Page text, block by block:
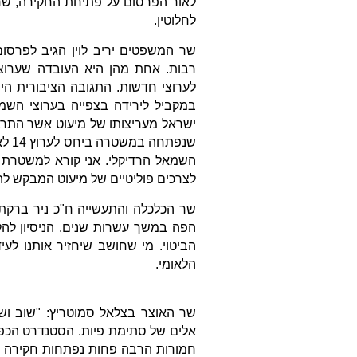
לחלוטין.
שר המשפטים יריב לוין הגיב
רבות. אחת מהן היא העובדה
במקביל לירידה בצפייה בערוצי
ישראל מעריצותו של מיעוט אשר
השמאל הרדיקלי. אני קורא
לצרכים פוליטיים של מיעוט
הפה במשך עשרות שנים. הניסיון
הביטוי. מי שחושב שיחזיר אותנו
הלאומי.
שר האוצר בצלאל סמוטריץ: "שוב
אלים של סתימת פיות. הסטנדרט
חמורות הרבה פחות נפתחות חקירה